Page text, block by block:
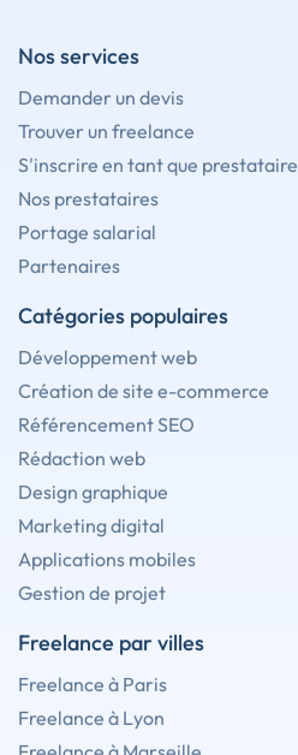
Nos services
Demander un devis
Trouver un freelance
S'inscrire en tant que prestataire
Nos prestataires
Portage salarial
Partenaires
Catégories populaires
Développement web
Création de site e-commerce
Référencement SEO
Rédaction web
Design graphique
Marketing digital
Applications mobiles
Gestion de projet
Freelance par villes
Freelance à Paris
Freelance à Lyon